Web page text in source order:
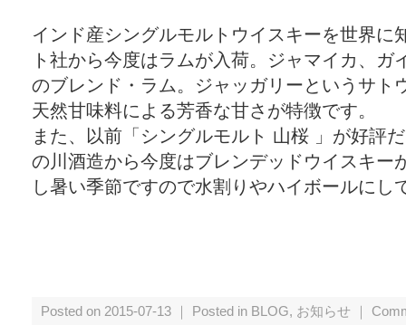
インド産シングルモルトウイスキーを世界に
ト社から今度はラムが入荷。ジャマイカ、ガ
のブレンド・ラム。ジャッガリーというサト
天然甘味料による芳香な甘さが特徴です。
また、以前「シングルモルト 山桜 」が好評
の川酒造から今度はブレンデッドウイスキー
し暑い季節ですので水割りやハイボールにし
Posted on 2015-07-13 ｜ Posted in BLOG, お知らせ ｜